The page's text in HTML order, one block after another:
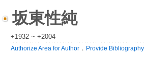
坂東性純
+1932 ~ +2004
Authorize Area for Author． Provide Bibliography